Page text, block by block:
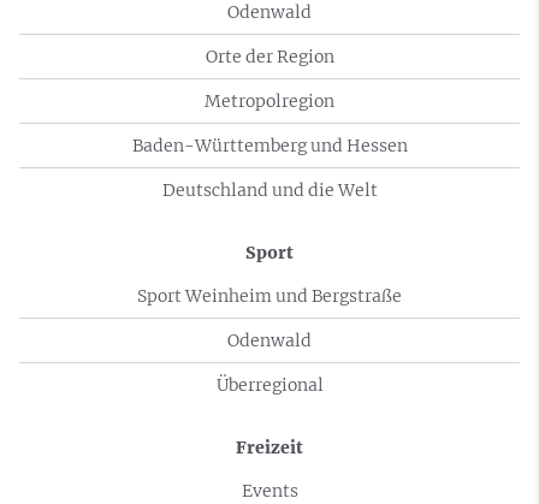
Odenwald
Orte der Region
Metropolregion
Baden-Württemberg und Hessen
Deutschland und die Welt
Sport
Sport Weinheim und Bergstraße
Odenwald
Überregional
Freizeit
Events